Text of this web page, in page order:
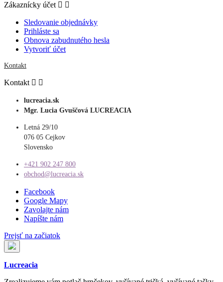
Zákaznícky účet  
Sledovanie objednávky
Prihláste sa
Obnova zabudnutého hesla
Vytvoriť účet
Kontakt
Kontakt  
lucreacia.sk
Mgr. Lucia Gvuščová LUCREACIA
Letná 29/10
076 05 Cejkov
Slovensko
+421 902 247 800
obchod@lucreacia.sk
Facebook
Google Mapy
Zavolajte nám
Napíšte nám
Prejsť na začiatok
Lucreacia